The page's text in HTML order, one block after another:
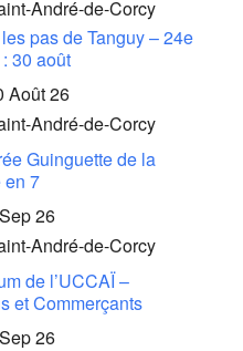
André-de-Corcy
pas de Tanguy – 24e
30 août
Août 26
André-de-Corcy
Guinguette de la
en 7
26
André-de-Corcy
de l’UCCAÏ –
et Commerçants
26